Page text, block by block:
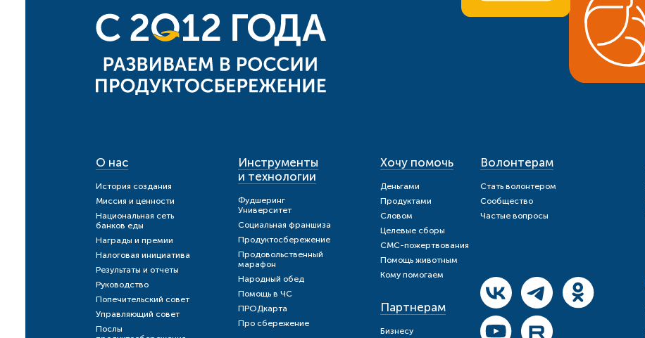
О нас
История создания
Миссия и ценности
Национальная сеть
банков еды
Награды и премии
Налоговая инициатива
Результаты и отчеты
Руководство
Попечительский совет
Управляющий совет
Послы
Инструменты
и технологии
Фудшеринг
Университет
Социальная франшиза
Продуктосбережение
Продовольственный
марафон
Народный обед
Помощь в ЧС
ПРОДкарта
Про сбережение
Хочу помочь
Деньгами
Продуктами
Словом
Целевые сборы
СМС-пожертвования
Помощь животным
Кому помогаем
Партнерам
Бизнесу
Волонтерам
Стать волонтером
Сообщество
Частые вопросы